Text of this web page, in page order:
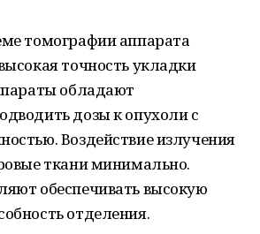
томографии аппарата
точность укладки
обладают
дозы к опухоли с
Воздействие излучения
ткани минимально.
обеспечивать высокую
отделения.